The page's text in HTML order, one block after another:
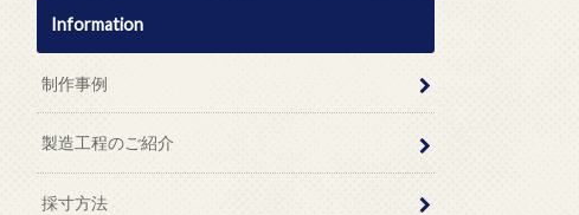
Information
制作事例
製造工程のご紹介
採寸方法